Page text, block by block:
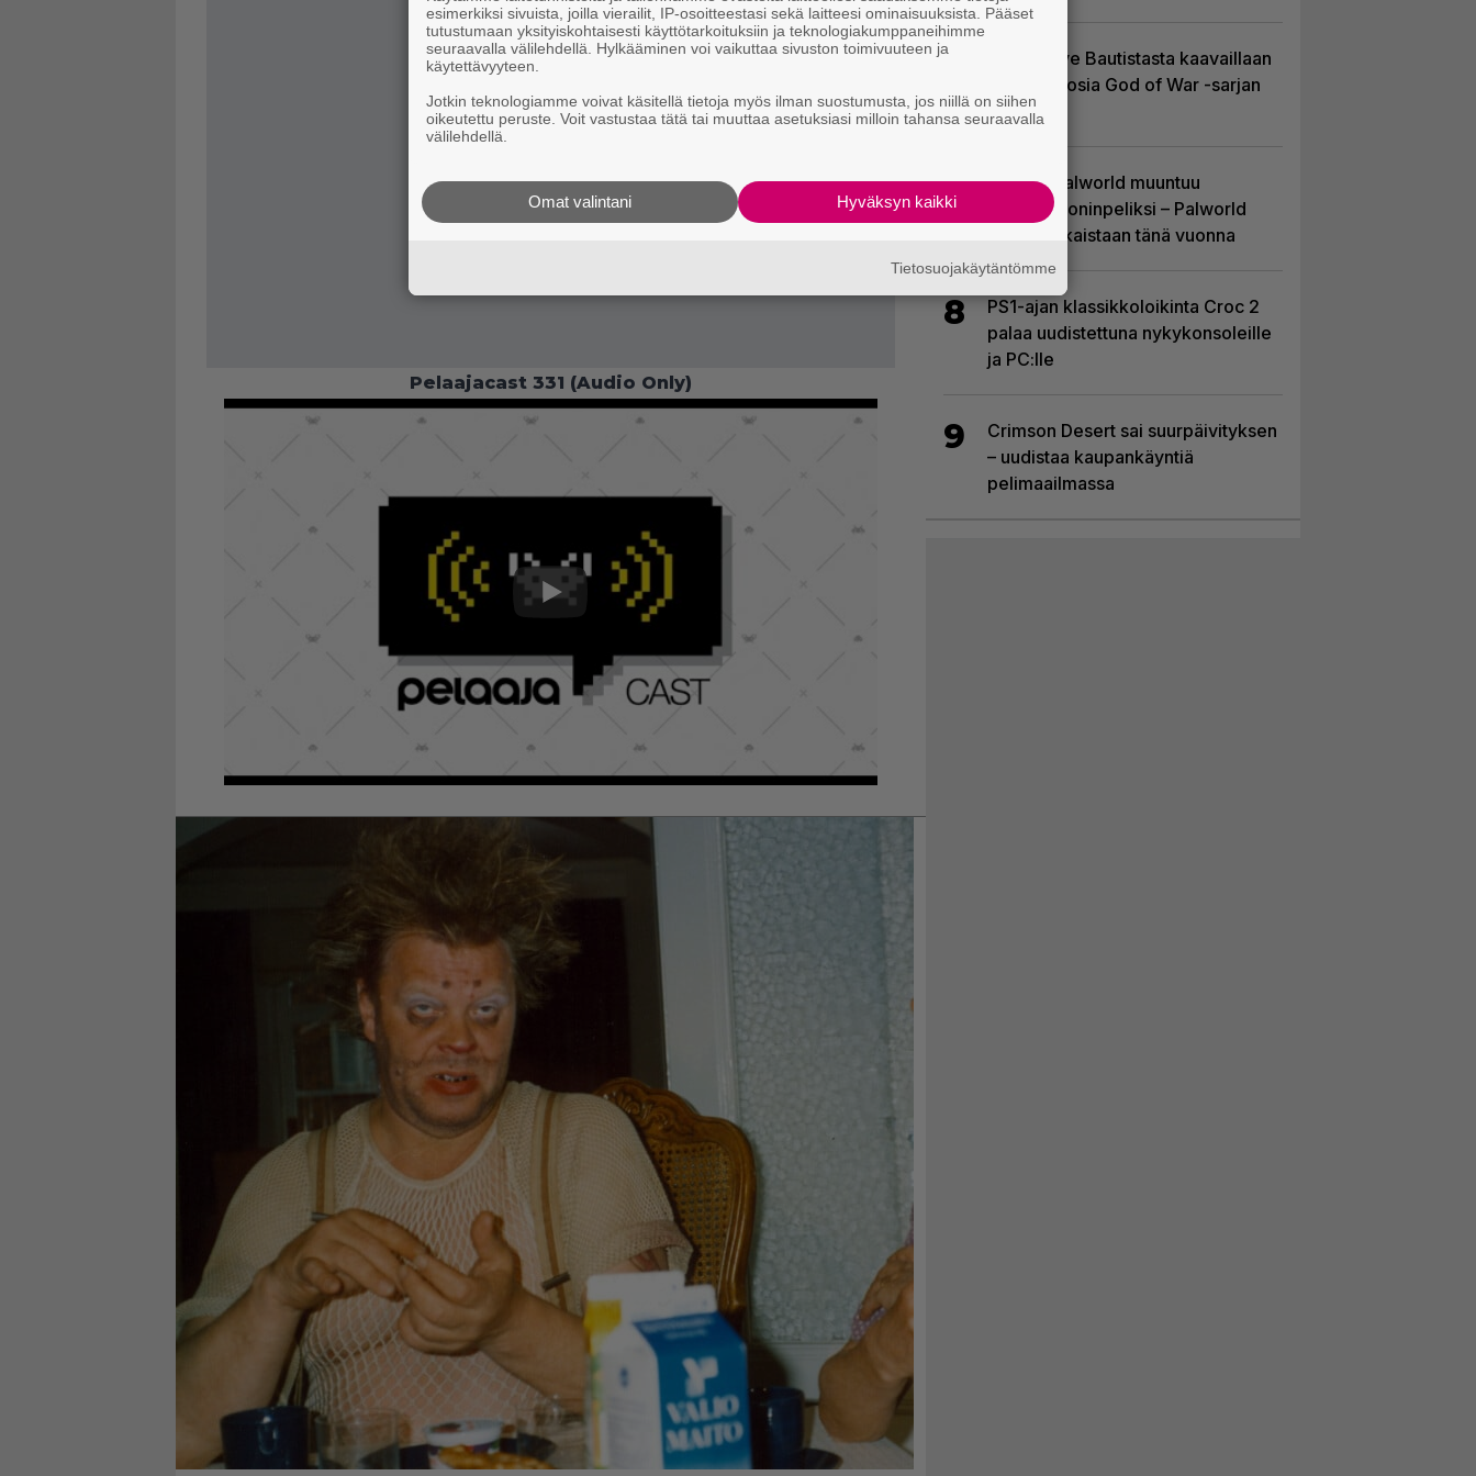
Pelaajacast 331 (Audio Only)
6
Huhu: Dave Bautistasta kaavaillaan
uutta Kratosia God of War -sarjan
pääosaan
7
Hittipeli Palworld muuntuu
massiivimoninpeliksi – Palworld
Online julkaistaan tänä vuonna
8
PS1-ajan klassikkoloikinta Croc 2
palaa uudistettuna nykykonsoleille
ja PC:lle
9
Crimson Desert sai suurpäivityksen
– uudistaa kaupankäyntiä
pelimaailmassa
esimerkiksi sivuista, joilla vierailit, IP-osoitteestasi sekä laitteesi ominaisuuksista. Pääset
tutustumaan yksityiskohtaisesti käyttötarkoituksiin ja teknologiakumppaneihimme
seuraavalla välilehdellä. Hylkääminen voi vaikuttaa sivuston toimivuuteen ja
käytettävyyteen.
Jotkin teknologiamme voivat käsitellä tietoja myös ilman suostumusta, jos niillä on siihen
oikeutettu peruste. Voit vastustaa tätä tai muuttaa asetuksiasi milloin tahansa seuraavalla
välilehdellä.
Hyväksyn kaikki
Omat valintani
Tietosuojakäytäntömme